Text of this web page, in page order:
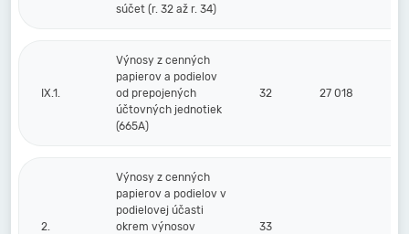
súčet (r. 32 až r. 34)
IX.1.
Výnosy z cenných
papierov a podielov
od prepojených
účtovných jednotiek
(665A)
32 27 018
2.
Výnosy z cenných
papierov a podielov v
podielovej účasti
okrem výnosov
33